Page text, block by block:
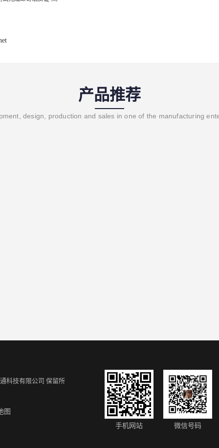
产品推荐
design, production and sales in one of the manufacturing
科技有限公司 保留所
图
手机网站
微信号码